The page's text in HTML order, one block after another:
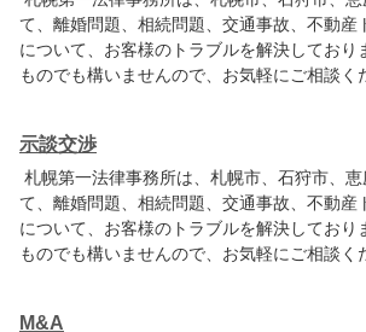
て、離婚問題、相続問題、交通事故、不動産
について、お客様のトラブルを解決しており
ものでも構いませんので、お気軽にご相談く
示談交渉
札幌第一法律事務所は、札幌市、石狩市、
て、離婚問題、相続問題、交通事故、不動産
について、お客様のトラブルを解決しており
ものでも構いませんので、お気軽にご相談く
M&A